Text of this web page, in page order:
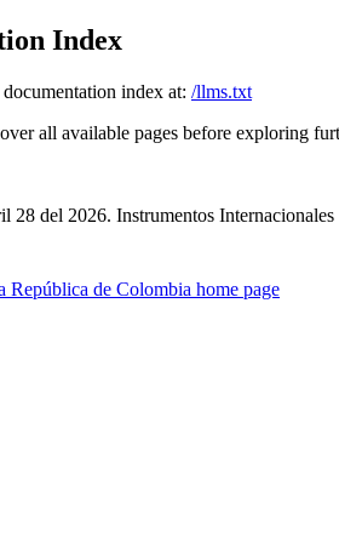
Index
index at: /llms.txt
all available pages before exploring
28 del 2026. Instrumentos Internacionales
República de Colombia home page